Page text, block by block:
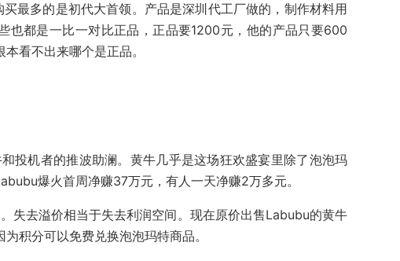
最多的是初代大首领。产品是深圳代工厂做的，制作材料用
也都是一比一对比正品，正品要1200元，他的产品只要600
看不出来哪个是正品。
投机者的推波助澜。黄牛几乎是这场狂欢盛宴里除了泡泡玛
爆火首周净赚37万元，有人一天净赚2万多元。
失去溢价相当于失去利润空间。现在原价出售Labubu的黄牛
积分可以免费兑换泡泡玛特商品。